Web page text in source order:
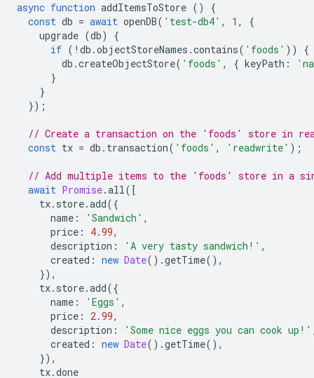
async function addItemsToStore ()
{
const db = await openDB( 'test-db4' , 1 ,
{
upgrade (db)
{
if ( ! db .objectStoreNames .contains( 'foods' ))
{
db .createObjectStore( 'foods' , { keyPath :
}
}
});
// Create a transaction on the 'foods' store in
const tx = db . transaction( 'foods' , 'readwrite' );
// Add multiple items to the 'foods' store in a
await Promise.all([
tx. store.add({
name : 'Sandwich' ,
price : 4.99,
description : 'A very tasty sandwich!' ,
created : new Date().getTime(),
}),
tx. store.add({
name : 'Eggs' ,
price : 2.99,
description : 'Some nice eggs you can cook up!'
created : new Date().getTime(),
}),
tx.done